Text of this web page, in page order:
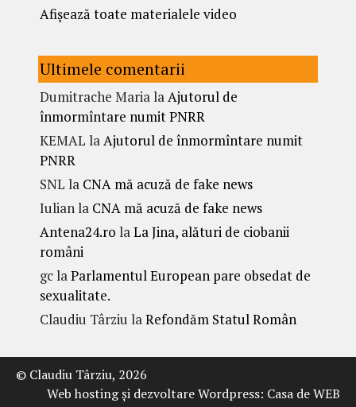
Afișează toate materialele video
Ultimele comentarii
Dumitrache MarialaAjutorul de
înmormîntare numit PNRR
KEMAL laAjutorul de înmormîntare numit
PNRR
SNL la CNA mă acuză de fake news
Iulianla CNA mă acuză de fake news
Antena24.ro laLa Jina, alături de ciobanii
români
gclaParlamentul European pare obsedat de
sexualitate.
Claudiu Târziu laRefondăm Statul Român
© Claudiu Târziu, 2026
Web hosting şi dezvoltare Wordpress: Casa de WEB